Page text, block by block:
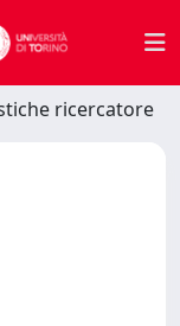
ricercatore